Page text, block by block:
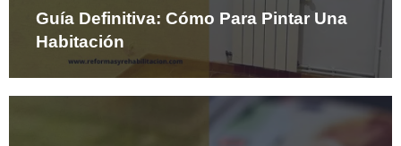
Guía Definitiva: Cómo Para Pintar Una
Habitación